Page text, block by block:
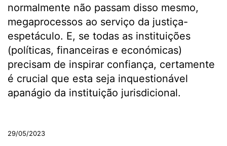
normalmente não passam disso mesmo,
megaprocessos ao serviço da justiça-
espetáculo. E, se todas as instituições
(políticas, financeiras e económicas)
precisam de inspirar confiança, certamente
é crucial que esta seja inquestionável
apanágio da instituição jurisdicional.
29/05/2023